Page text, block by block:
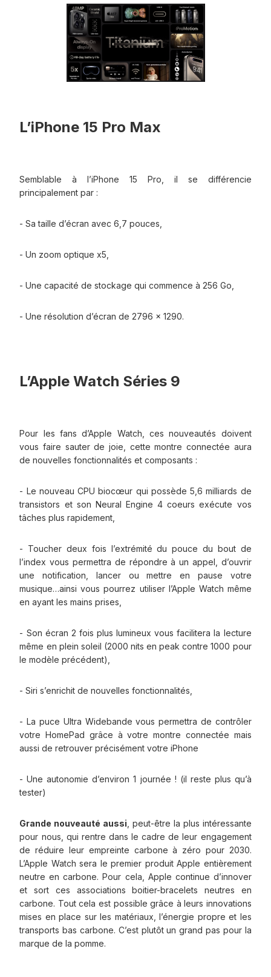
L’iPhone 15 Pro Max
Semblable à l’iPhone 15 Pro, il se différencie
principalement par :
- Sa taille d’écran avec 6,7 pouces,
- Un zoom optique x5,
- Une capacité de stockage qui commence à 256 Go,
- Une résolution d’écran de 2796 x 1290.
L’Apple Watch Séries 9
Pour les fans d’Apple Watch, ces nouveautés doivent
vous faire sauter de joie, cette montre connectée aura
de nouvelles fonctionnalités et composants :
- Le nouveau CPU biocœur qui possède 5,6 milliards de
transistors et son Neural Engine 4 coeurs exécute vos
tâches plus rapidement,
- Toucher deux fois l’extrémité du pouce du bout de
l’index vous permettra de répondre à un appel, d’ouvrir
une notification, lancer ou mettre en pause votre
musique…ainsi vous pourrez utiliser l’Apple Watch même
en ayant les mains prises,
- Son écran 2 fois plus lumineux vous facilitera la lecture
même en plein soleil (2000 nits en peak contre 1000 pour
le modèle précédent),
- Siri s’enrichit de nouvelles fonctionnalités,
- La puce Ultra Widebande vous permettra de contrôler
votre HomePad grâce à votre montre connectée mais
aussi de retrouver précisément votre iPhone
- Une autonomie d’environ 1 journée ! (il reste plus qu’à
tester)
Grande nouveauté aussi , peut-être la plus intéressante
pour nous, qui rentre dans le cadre de leur engagement
de réduire leur empreinte carbone à zéro pour 2030.
L’Apple Watch sera le premier produit Apple entièrement
neutre en carbone. Pour cela, Apple continue d’innover
et sort ces associations boitier-bracelets neutres en
carbone. Tout cela est possible grâce à leurs innovations
mises en place sur les matériaux, l’énergie propre et les
transports bas carbone. C’est plutôt un grand pas pour la
marque de la pomme.